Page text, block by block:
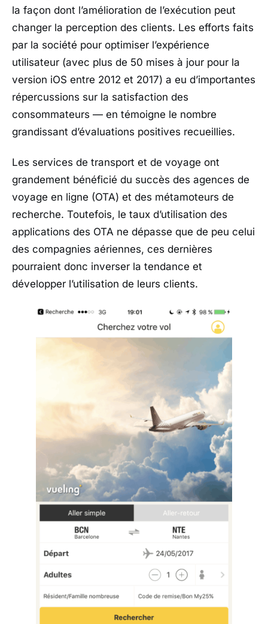
la façon dont l’amélioration de l’exécution peut
changer la perception des clients. Les efforts faits
par la société pour optimiser l’expérience
utilisateur (avec plus de 50 mises à jour pour la
version iOS entre 2012 et 2017) a eu d’importantes
répercussions sur la satisfaction des
consommateurs — en témoigne le nombre
grandissant d’évaluations positives recueillies.
Les services de transport et de voyage ont
grandement bénéficié du succès des agences de
voyage en ligne (OTA) et des métamoteurs de
recherche. Toutefois, le taux d’utilisation des
applications des OTA ne dépasse que de peu celui
des compagnies aériennes, ces dernières
pourraient donc inverser la tendance et
développer l’utilisation de leurs clients.